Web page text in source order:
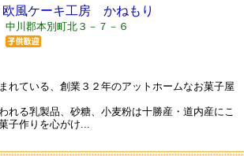
欧風ケーキ工房 かねもり
中川郡本別町北３－７－６
れている、創業３２年のアットホームなお菓子屋
れる乳製品、砂糖、小麦粉は十勝産・道内産にこ
子作りを心がけ...